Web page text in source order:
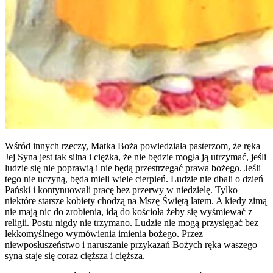
Wśród innych rzeczy, Matka Boża powiedziała pasterzom, że ręka
Jej Syna jest tak silna i ciężka, że nie będzie mogła ją utrzymać, jeśli
ludzie się nie poprawią i nie będą przestrzegać prawa bożego. Jeśli
tego nie uczyną, będa mieli wiele cierpień. Ludzie nie dbali o dzień
Pański i kontynuowali pracę bez przerwy w niedzielę. Tylko
niektóre starsze kobiety chodzą na Mszę Świętą latem. A kiedy zimą
nie mają nic do zrobienia, idą do kościoła żeby się wyśmiewać z
religii. Postu nigdy nie trzymano. Ludzie nie mogą przysięgać bez
lekkomyślnego wymówienia imienia bożego. Przez
niewposłuszeństwo i naruszanie przykazań Bożych ręka waszego
syna staje się coraz cięższa i cięższa.